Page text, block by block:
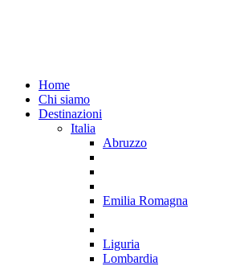
Home
Chi siamo
Destinazioni
Italia
Abruzzo
Emilia Romagna
Liguria
Lombardia